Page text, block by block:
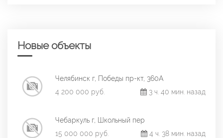
Новые объекты
Челябинск г, Победы пр-кт, 360А
4 200 000 руб.
3 ч. 40 мин. назад
Чебаркуль г, Школьный пер
15 000 000 руб.
4 ч. 38 мин. назад